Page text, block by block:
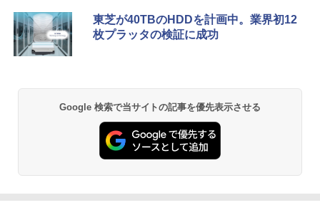
東芝が40TBのHDDを計画中。業界初12
枚プラッタの検証に成功
Google 検索で当サイトの記事を優先表示させる